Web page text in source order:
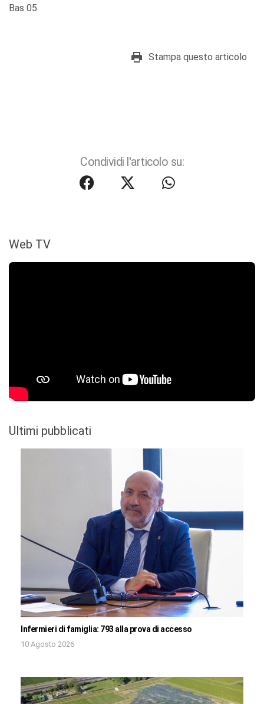
Bas 05
Stampa questo articolo
Condividi l'articolo su:
Web TV
Ultimi pubblicati
Infermieri di famiglia: 793 alla prova di accesso
10 Agosto 2026